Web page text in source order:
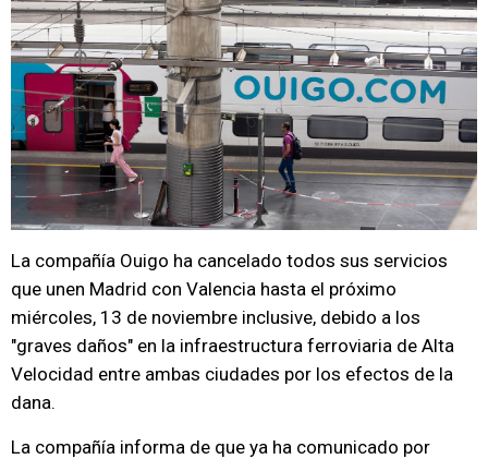
La compañía Ouigo ha cancelado todos sus servicios
que unen Madrid con Valencia hasta el próximo
miércoles, 13 de noviembre inclusive, debido a los
"graves daños" en la infraestructura ferroviaria de Alta
Velocidad entre ambas ciudades por los efectos de la
dana.
La compañía informa de que ya ha comunicado por